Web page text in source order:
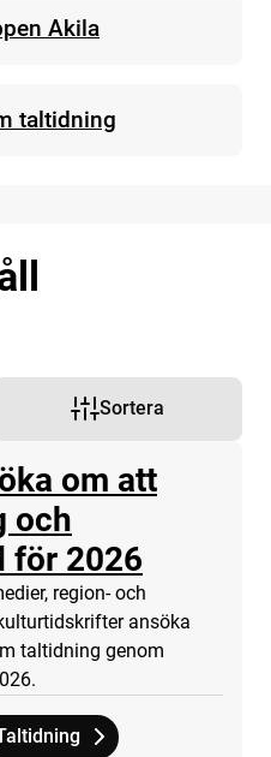
Akila
taltidning
Sortera
om att
och
för 2026
region- och
ansöka
taltidning genom
Tagg
tillhör
Nu kan du ansöka om att ge